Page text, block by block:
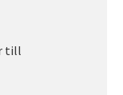
till